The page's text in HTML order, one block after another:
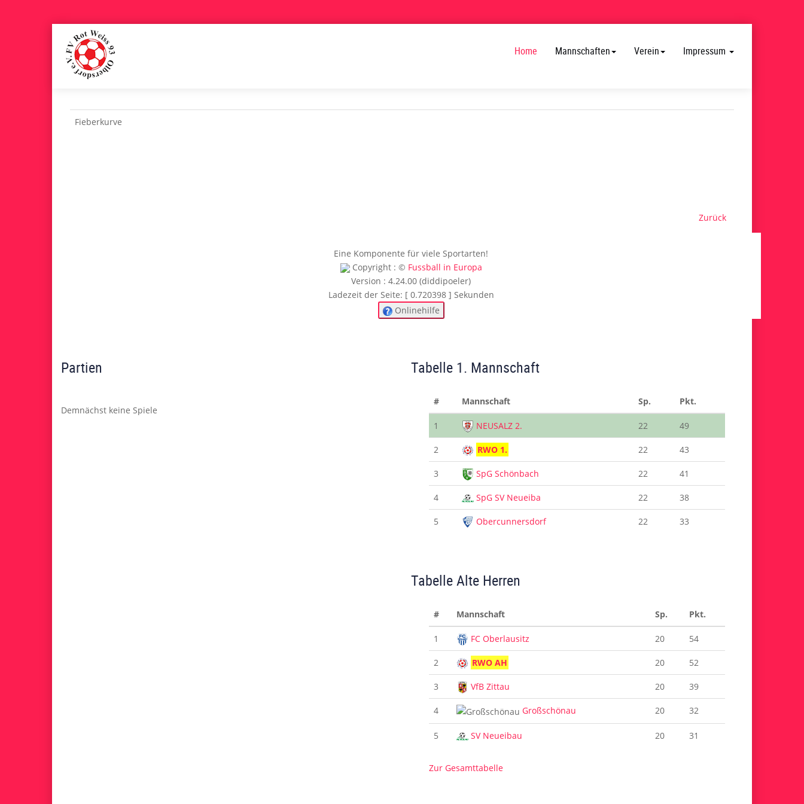
Home Mannschaften Verein Impressum
Fieberkurve
Zurück
Eine Komponente für viele Sportarten!
Copyright : © Fussball in Europa
Version : 4.24.00 (diddipoeler)
Ladezeit der Seite: [ 0.720398 ] Sekunden
Onlinehilfe
Partien
Demnächst keine Spiele
Tabelle 1. Mannschaft
# Mannschaft Sp. Pkt.
1 NEUSALZ 2. 22 49
2 RWO 1. 22 43
3 SpG Schönbach 22 41
4 SpG SV Neueiba 22 38
5 Obercunnersdorf 22 33
Tabelle Alte Herren
# Mannschaft Sp. Pkt.
1 FC Oberlausitz 20 54
2 RWO AH 20 52
3 VfB Zittau 20 39
4 Großschönau 20 32
5 SV Neueibau 20 31
Zur Gesamttabelle